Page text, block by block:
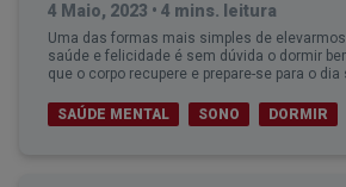
4 Maio, 2023 • 4 mins. leitura
Uma das formas mais simples de
saúde e felicidade é sem dúvida o dormir
que o corpo recupere e prepare-se para o dia
SAÚDE MENTAL SONO DORMIR